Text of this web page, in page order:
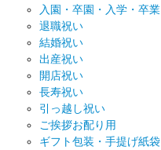
入園・卒園・入学・卒業
退職祝い
結婚祝い
出産祝い
開店祝い
長寿祝い
引っ越し祝い
ご挨拶お配り用
ギフト包装・手提げ紙袋